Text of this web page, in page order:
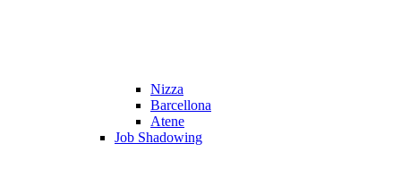
Nizza
Barcellona
Atene
Job Shadowing